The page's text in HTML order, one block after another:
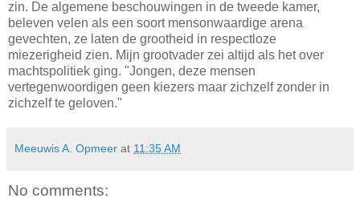
zin. De algemene beschouwingen in de tweede kamer,
beleven velen als een soort mensonwaardige arena
gevechten, ze laten de grootheid in respectloze
miezerigheid zien. Mijn grootvader zei altijd als het over
machtspolitiek ging. "Jongen, deze mensen
vertegenwoordigen geen kiezers maar zichzelf zonder in
zichzelf te geloven."
Meeuwis A. Opmeer at 11:35 AM
No comments: